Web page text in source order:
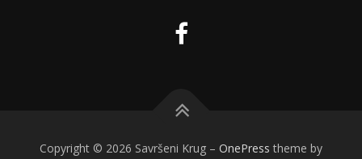
Copyright © 2026 Savršeni Krug – OnePress theme by